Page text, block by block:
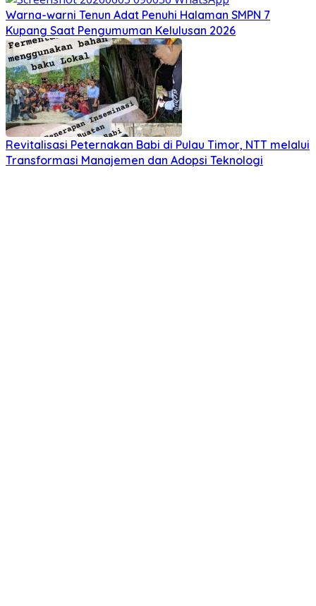
Warna-warni Tenun Adat Penuhi Halaman SMPN 7
Kupang Saat Pengumuman Kelulusan 2026
Revitalisasi Peternakan Babi di Pulau Timor, NTT melalui
Transformasi Manajemen dan Adopsi Teknologi